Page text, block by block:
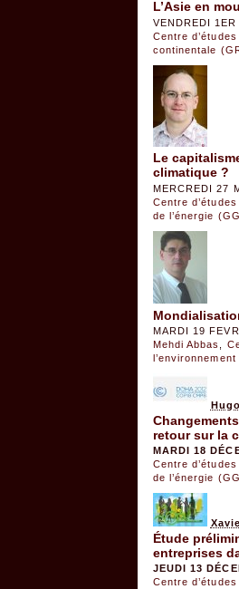
L’Asie en
VENDREDI
Centre
continentale
Le
climatique ?
MERCREDI 27
Centre
de l’énergie
MARDI 19
Mehdi Abbas
retour sur la
MARDI 18
Centre
de l’énergie
Étude
entreprises
JEUDI 13
Centre